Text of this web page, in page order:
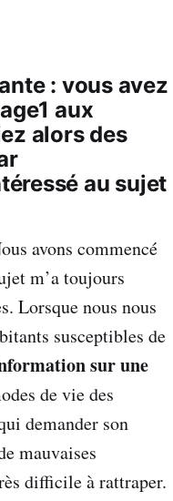
: vous avez
aux
alors des
au sujet
avons commencé
m’a toujours
Lorsque nous nous
susceptibles de
sur une
de vie des
demander son
mauvaises
difficile à rattraper.